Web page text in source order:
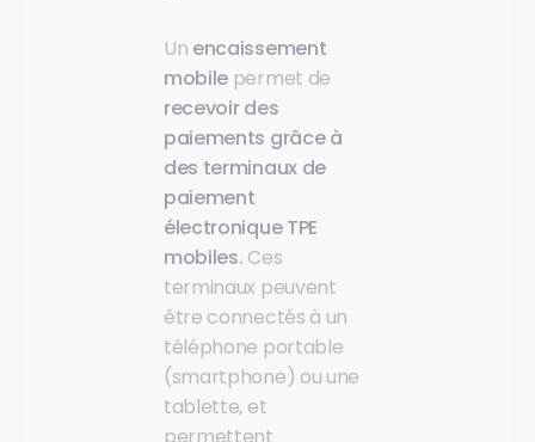
Un encaissement
mobile permet de
recevoir des
paiements grâce à
des terminaux de
paiement
électronique TPE
mobiles. Ces
terminaux peuvent
être connectés à un
téléphone portable
(smartphone) ou une
tablette, et
permettent